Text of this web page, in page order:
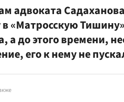
адвоката
в «Матросскую
а до этого времени,
его к нему не